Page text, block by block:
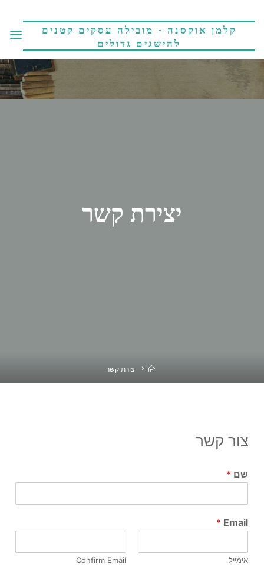
קלמן אוקסנה - מובילה עסקים קטנים
להישגים גדולים
יצירת קשר
יצירת קשר
צור קשר
שם *
Email
*
אימייל Confirm Email